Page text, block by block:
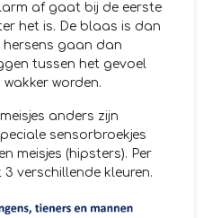
af gaat bij de eerste
het is. De blaas is dan
hersens gaan dan
tussen het gevoel
worden.
anders zijn
sensorbroekjes
meisjes (hipsters). Per
verschillende kleuren.